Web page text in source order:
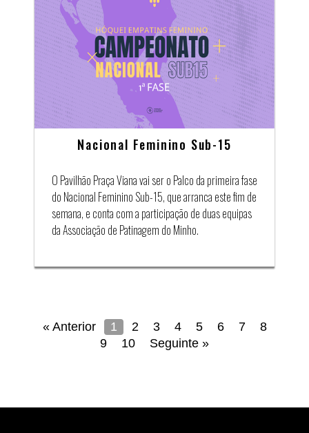
Nacional Feminino Sub-15
O Pavilhão Praça Viana vai ser o Palco da primeira fase
do Nacional Feminino Sub-15, que arranca este fim de
semana, e conta com a participação de duas equipas
da Associação de Patinagem do Minho.
« Anterior 1 2 3 4 5 6 7
8
9
10 Seguinte »